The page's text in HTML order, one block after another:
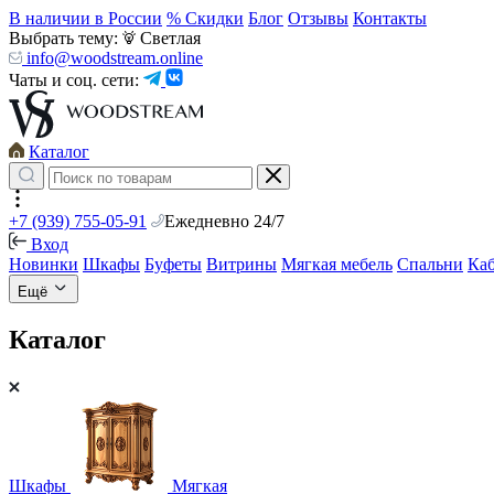
В наличии в России % Скидки Блог Отзывы Контакты
Выбрать тему:
Светлая
info@woodstream.online
Чаты и соц. сети:
Каталог
+7 (939) 755-05-91
Ежедневно 24/7
Вход
Новинки Шкафы Буфеты Витрины Мягкая мебель Спальни
Ещё
Каталог
Шкафы Мягкая